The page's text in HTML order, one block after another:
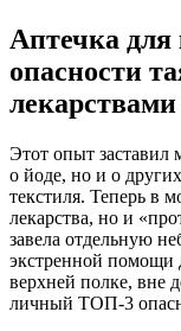
Аптечка для
опасности
лекарствами
Этот опыт заставил
о йоде, но и о
текстиля. Теперь в
лекарства, но и
завела отдельную
экстренной помощи
верхней полке, вне
личный ТОП-3